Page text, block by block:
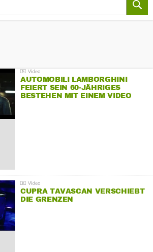
AUTOMOBILI LAMBORGHINI
FEIERT SEIN 60-JÄHRIGES
BESTEHEN MIT EINEM VIDEO
CUPRA TAVASCAN VERSCHIEBT
DIE GRENZEN